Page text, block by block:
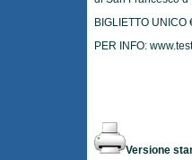
BIGLIETTO UNICO
PER INFO:
Versione